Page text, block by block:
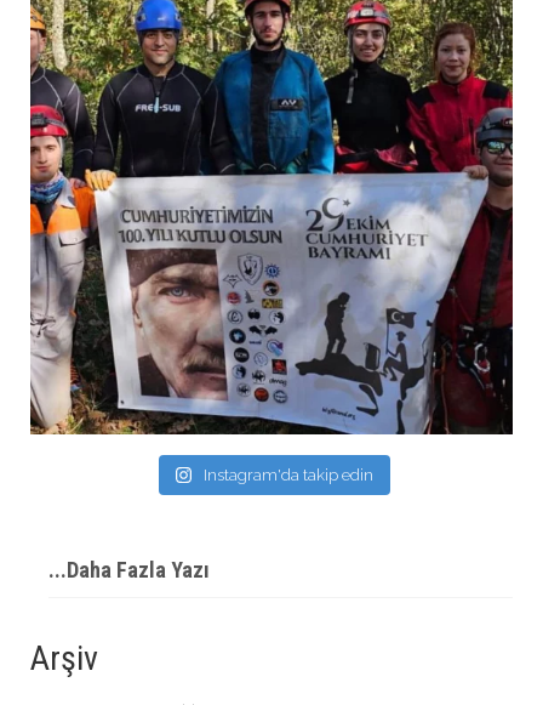
Instagram'da takip edin
...Daha Fazla Yazı
Arşiv